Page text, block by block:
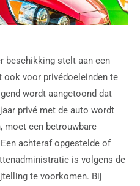
beschikking stelt aan een
voor privédoeleinden te
wordt aangetoond dat
privé met de auto wordt
moet een betrouwbare
achteraf opgestelde of
is volgens de
te voorkomen. Bij